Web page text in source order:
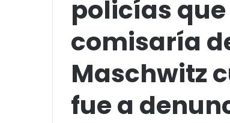
policías
comisaría
Maschwitz
fue a